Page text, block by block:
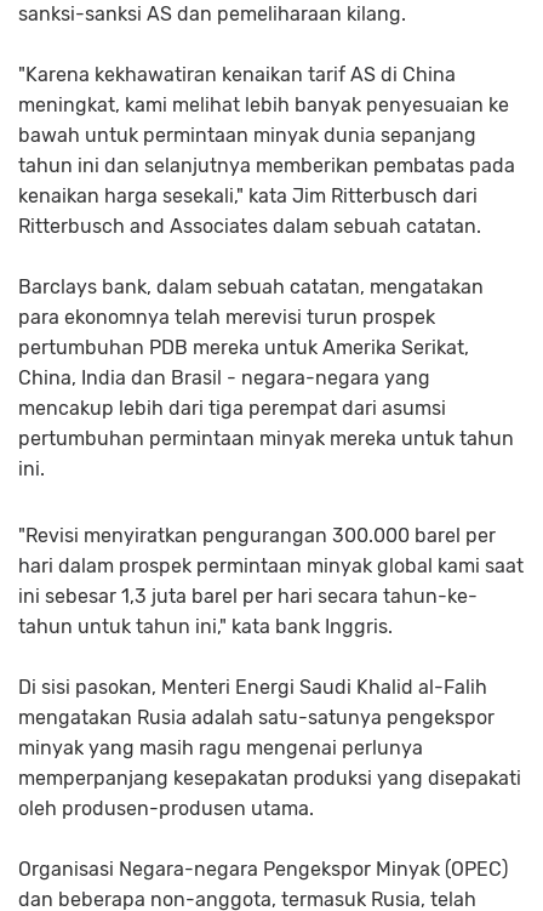
sanksi-sanksi AS dan pemeliharaan kilang.
"Karena kekhawatiran kenaikan tarif AS di China
meningkat, kami melihat lebih banyak penyesuaian ke
bawah untuk permintaan minyak dunia sepanjang
tahun ini dan selanjutnya memberikan pembatas pada
kenaikan harga sesekali," kata Jim Ritterbusch dari
Ritterbusch and Associates dalam sebuah catatan.
Barclays bank, dalam sebuah catatan, mengatakan
para ekonomnya telah merevisi turun prospek
pertumbuhan PDB mereka untuk Amerika Serikat,
China, India dan Brasil - negara-negara yang
mencakup lebih dari tiga perempat dari asumsi
pertumbuhan permintaan minyak mereka untuk tahun
ini.
"Revisi menyiratkan pengurangan 300.000 barel per
hari dalam prospek permintaan minyak global kami saat
ini sebesar 1,3 juta barel per hari secara tahun-ke-
tahun untuk tahun ini," kata bank Inggris.
Di sisi pasokan, Menteri Energi Saudi Khalid al-Falih
mengatakan Rusia adalah satu-satunya pengekspor
minyak yang masih ragu mengenai perlunya
memperpanjang kesepakatan produksi yang disepakati
oleh produsen-produsen utama.
Organisasi Negara-negara Pengekspor Minyak (OPEC)
dan beberapa non-anggota, termasuk Rusia, telah